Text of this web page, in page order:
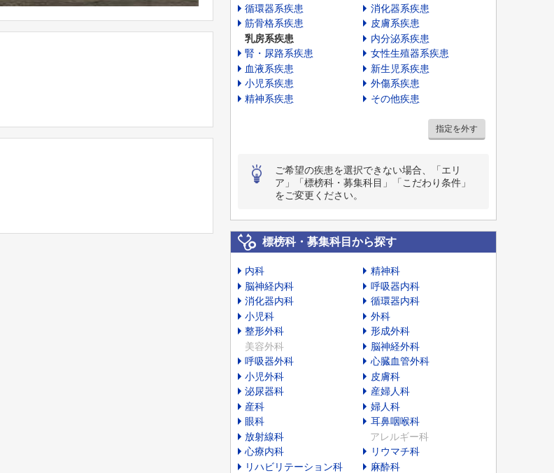
循環器系疾患
消化器系疾患
筋骨格系疾患
皮膚系疾患
乳房系疾患
内分泌系疾患
腎・尿路系疾患
女性生殖器系疾患
血液系疾患
新生児系疾患
小児系疾患
外傷系疾患
精神系疾患
その他疾患
指定を外す
ご希望の疾患を選択できない場合、「エリ
ア」「標榜科・募集科目」「こだわり条件」
をご変更ください。
標榜科・募集科目から探す
内科
精神科
脳神経内科
呼吸器内科
消化器内科
循環器内科
小児科
外科
整形外科
形成外科
美容外科
脳神経外科
呼吸器外科
心臓血管外科
小児外科
皮膚科
泌尿器科
産婦人科
産科
婦人科
眼科
耳鼻咽喉科
放射線科
アレルギー科
心療内科
リウマチ科
リハビリテーション科
麻酔科